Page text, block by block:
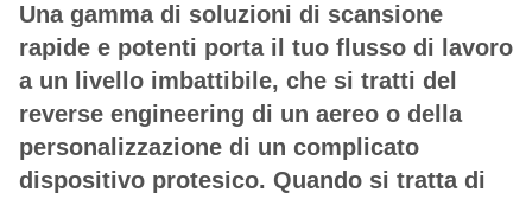
Una gamma di soluzioni di scansione
rapide e potenti porta il tuo flusso di lavoro
a un livello imbattibile, che si tratti del
reverse engineering di un aereo o della
personalizzazione di un complicato
dispositivo protesico. Quando si tratta di